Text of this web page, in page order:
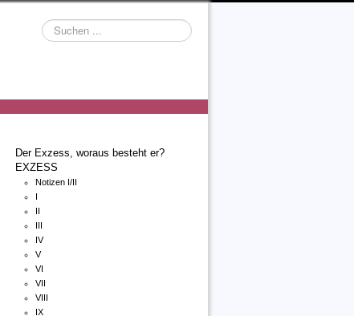
Suchen
...
Der Exzess, woraus besteht er?
EXZESS
Notizen I/II
I
II
III
IV
V
VI
VII
VIII
IX